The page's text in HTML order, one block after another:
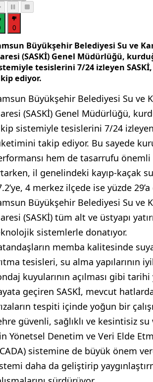
0
Büyükşehir Belediyesi Su ve
(SASKİ) Genel Müdürlüğü,
tesislerini 7/24 izleyen
ediyor.
Büyükşehir Belediyesi Su ve
(SASKİ) Genel Müdürlüğü,
sistemiyle tesislerini 7/24 izleyen
takip ediyor. Bu sayede
hem de tasarrufu önemli
il genelindeki kayıp-kaçak
4 merkez ilçede ise yüzde
Büyükşehir Belediyesi Su ve
(SASKİ) tüm alt ve üstyapı
sistemlerle donatıyor.
memba kalitesinde
tesisleri, su alma yapılarının
kuyularının açılması gibi tarihi
geçiren SASKİ, mevcut
tespiti içinde yoğun bir
güvenli, sağlıklı ve kesintisiz
Yönetsel Denetim ve Veri Elde
sistemine de büyük önem
daha da geliştirip